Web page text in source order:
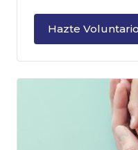
Hazte Voluntario